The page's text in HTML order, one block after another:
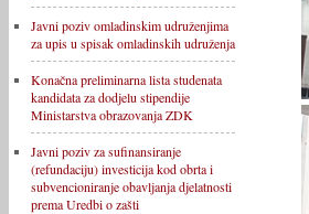
Javni poziv omladinskim udruženjima
za upis u spisak omladinskih udruženja
Konačna preliminarna lista studenata
kandidata za dodjelu stipendije
Ministarstva obrazovanja ZDK
Javni poziv za sufinansiranje
(refundaciju) investicija kod obrta i
subvencioniranje obavljanja djelatnosti
prema Uredbi o zašti